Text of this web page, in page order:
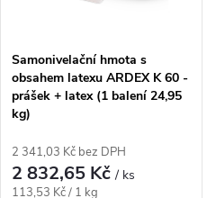
Samonivelační hmota s
obsahem latexu ARDEX K 60 -
prášek + latex (1 balení 24,95
kg)
2 341,03 Kč bez DPH
2 832,65 Kč/ ks
Měrná cena:
113,53 Kč / 1 kg